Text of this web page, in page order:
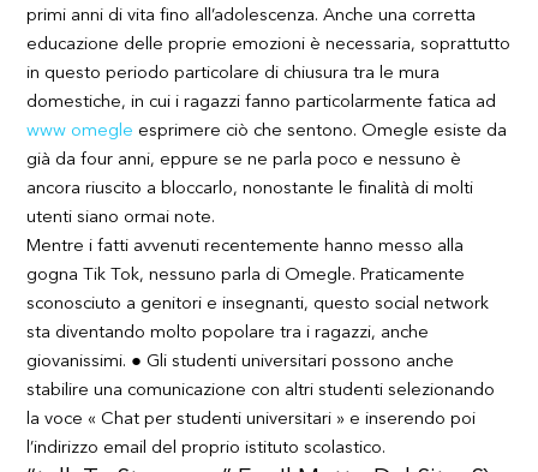
primi anni di vita fino all’adolescenza. Anche una corretta
educazione delle proprie emozioni è necessaria, soprattutto
in questo periodo particolare di chiusura tra le mura
domestiche, in cui i ragazzi fanno particolarmente fatica ad
www omegle esprimere ciò che sentono. Omegle esiste da
già da four anni, eppure se ne parla poco e nessuno è
ancora riuscito a bloccarlo, nonostante le finalità di molti
utenti siano ormai note.
Mentre i fatti avvenuti recentemente hanno messo alla
gogna Tik Tok, nessuno parla di Omegle. Praticamente
sconosciuto a genitori e insegnanti, questo social network
sta diventando molto popolare tra i ragazzi, anche
giovanissimi. ● Gli studenti universitari possono anche
stabilire una comunicazione con altri studenti selezionando
la voce « Chat per studenti universitari » e inserendo poi
l’indirizzo email del proprio istituto scolastico.